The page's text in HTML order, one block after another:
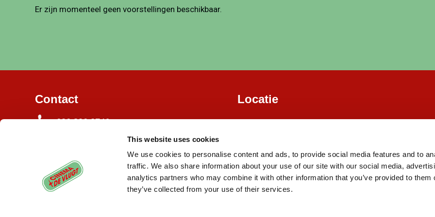
This website uses cookies
We use cookies to personalise content and ads, to provide social media features and to
traffic. We also share information about your use of our site with our social media,
analytics partners who may combine it with other information that you’ve provided to them
they’ve collected from your use of their services.
Er zijn momenteel geen voorstellingen beschikbaar.
Contact
020 820 3746
Burgemeester de Vlugtlaan 125
1063 BJ Amsterdam
info@cinemadevlugt.nl
Locatie